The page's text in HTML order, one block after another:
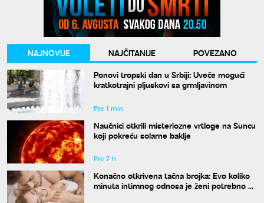
NAJNOVIJE NAJČITANIJE
POVEZANO
Ponovi tropski dan u Srbiji: Uveče mogući
kratkotrajni pljuskovi sa grmljavinom
Pre 1 min
Naučnici otkrili misteriozne vrtloge na Suncu
koji pokreću solarne baklje
Pre 7 h
Konačno otkrivena tačna brojka: Evo koliko
minuta intimnog odnosa je ženi potrebno da